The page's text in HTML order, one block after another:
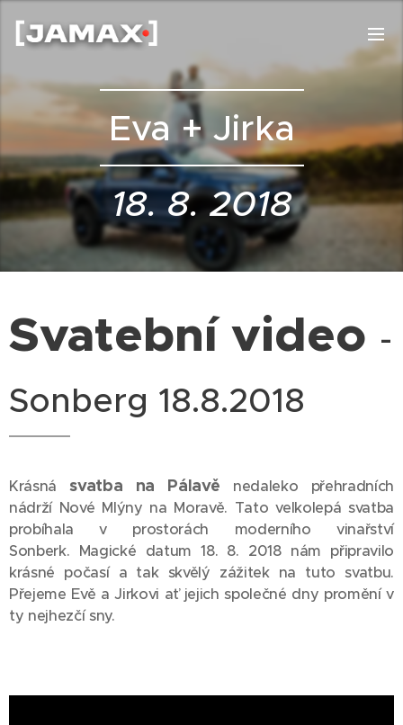
Eva + Jirka
18. 8. 2018
Svatební video -
Sonberg 18.8.2018
Krásnásvatba na Pálavě nedaleko přehradních
nádrží Nové Mlýny na Moravě. Tato velkolepá svatba
probíhala v prostorách moderního vinařství
Sonberk. Magické datum 18. 8. 2018 nám připravilo
krásné počasí a tak skvělý zážitek na tuto svatbu.
Přejeme Evě a Jirkovi ať jejich společné dny promění v
ty nejhezčí sny.